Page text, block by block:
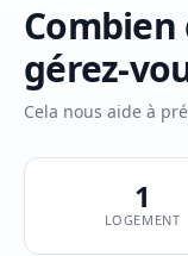
gérez-
Cela nous aide à
1
LOGEMENT